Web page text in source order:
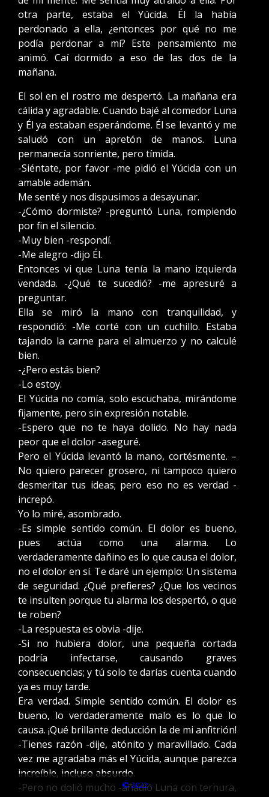
otra parte, estaba el Yúcida. Él la había
perdonado a ella, ¿entonces por qué no me
podía perdonar a mí? Este pensamiento me
animó. Caí dormido a eso de las dos de la
mañana.
El sol en el rostro me despertó. La mañana era
cálida y agradable. Cuando bajé al comedor Luna
y Él ya estaban esperándome. Él se levantó y me
saludó con un apretón de manos. Luna
permanecía sonriente, pero tímida.
-Siéntate, por favor -me pidió el Yúcida con un
amable ademán.
Me senté y nos dispusimos a desayunar.
-¿Cómo dormiste? -preguntó Luna, rompiendo
por fin el silencio.
-Muy bien -respondí.
-Me alegro -dijo Él.
Entonces vi que Luna tenía la mano izquierda
vendada. -¿Qué te sucedió? -me apresuré a
preguntar.
Ella se miró la mano con tranquilidad, y
respondió: -Me corté con un cuchillo. Estaba
tajando la carne para el almuerzo y no calculé
bien.
-¿Pero estás bien?
-Lo estoy.
El Yúcida no comía, solo escuchaba, mirándome
fijamente, pero sin expresión notable.
-Espero que no te haya dolido. No hay nada
peor que el dolor -aseguré.
Pero el Yúcida levantó la mano, cortésmente. –
No quiero parecer grosero, ni tampoco quiero
desmeritar tus ideas; pero eso no es verdad -
increpó.
Yo lo miré, asombrado.
-Es simple sentido común. El dolor es bueno,
pues actúa como una alarma. Lo
verdaderamente dañino es lo que causa el dolor,
no el dolor en sí. Te daré un ejemplo: Un sistema
de seguridad. ¿Qué prefieres? ¿Que los vecinos
te insulten porque tu alarma los despertó, o que
te roben?
-La respuesta es obvia -dije.
-Si no hubiera dolor, una pequeña cortada
podría infectarse, causando graves
consecuencias; y tú solo te darías cuenta cuando
ya es muy tarde.
Era verdad. Simple sentido común. El dolor es
bueno, lo verdaderamente malo es lo que lo
causa. ¡Qué brillante deducción la de mi anfitrión!
-Tienes razón -dije, atónito y maravillado. Cada
vez me agradaba más el Yúcida, aunque parezca
increíble, incluso absurdo.
-Pero no dolió mucho -añadió Luna con ternura,
© 2022